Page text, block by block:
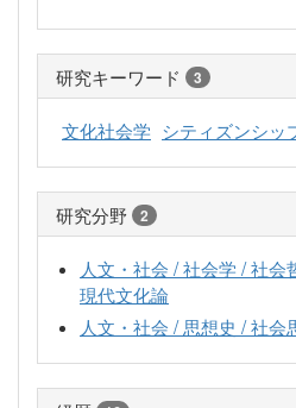
研究キーワード 3
文化社会学 シティズンシッ
研究分野 2
人文・社会 / 社会学 / 社会
現代文化論
人文・社会 / 思想史 / 社会